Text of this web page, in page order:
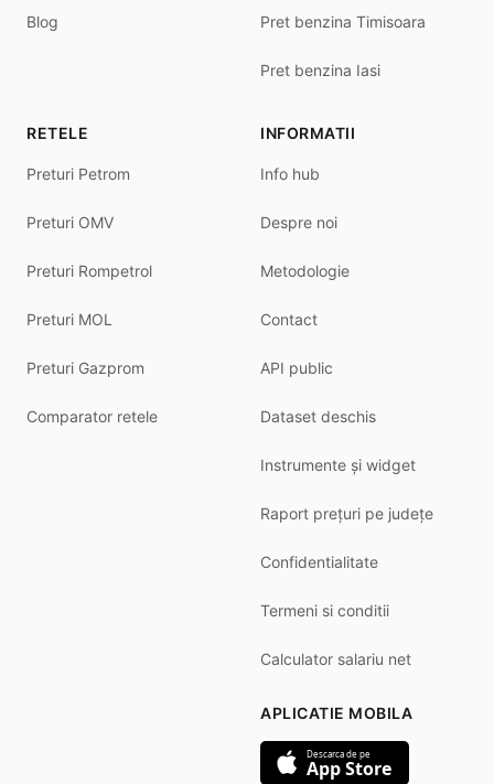
Blog Pret benzina Timisoara
Pret benzina Iasi
RETELE
Preturi Petrom
Preturi OMV
Preturi Rompetrol
Preturi MOL
Preturi Gazprom
Comparator retele
INFORMATII
Info hub
Despre noi
Metodologie
Contact
API public
Dataset deschis
Instrumente și widget
Raport prețuri pe județe
Confidentialitate
Termeni si conditii
Calculator salariu net
APLICATIE MOBILA
Descarca de pe
App Store